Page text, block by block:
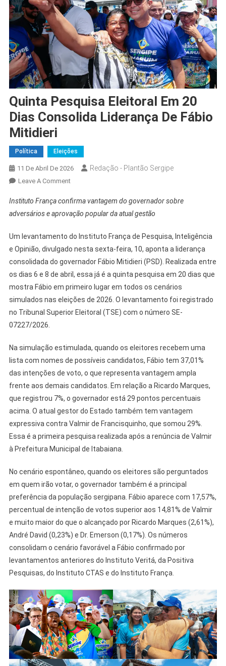
Quinta Pesquisa Eleitoral Em 20
Dias Consolida Liderança De Fábio
Mitidieri
Política Eleições
11 De Abril De 2026 Redação - Plantão Sergipe
Leave A CommentOn
Pesquisa
Eleitoral
20
Dias
Consolida
Liderança
De
Fábio
Mitidieri
Instituto França confirma vantagem do governador sobre
adversários e aprovação popular da atual gestão
Um levantamento do Instituto França de Pesquisa, Inteligência
e Opinião, divulgado nesta sexta-feira, 10, aponta a liderança
consolidada do governador Fábio Mitidieri (PSD). Realizada entre
os dias 6 e 8 de abril, essa já é a quinta pesquisa em 20 dias que
mostra Fábio em primeiro lugar em todos os cenários
simulados nas eleições de 2026. O levantamento foi registrado
no Tribunal Superior Eleitoral (TSE) com o número SE-
07227/2026.
Na simulação estimulada, quando os eleitores recebem uma
lista com nomes de possíveis candidatos, Fábio tem 37,01%
das intenções de voto, o que representa vantagem ampla
frente aos demais candidatos. Em relação a Ricardo Marques,
que registrou 7%, o governador está 29 pontos percentuais
acima. O atual gestor do Estado também tem vantagem
expressiva contra Valmir de Francisquinho, que somou 29%.
Essa é a primeira pesquisa realizada após a renúncia de Valmir
à Prefeitura Municipal de Itabaiana.
No cenário espontâneo, quando os eleitores são perguntados
em quem irão votar, o governador também é a principal
preferência da população sergipana. Fábio aparece com 17,57%,
percentual de intenção de votos superior aos 14,81% de Valmir
e muito maior do que o alcançado por Ricardo Marques (2,61%),
André David (0,23%) e Dr. Emerson (0,17%). Os números
consolidam o cenário favorável a Fábio confirmado por
levantamentos anteriores do Instituto Veritá, da Positiva
Pesquisas, do Instituto CTAS e do Instituto França.